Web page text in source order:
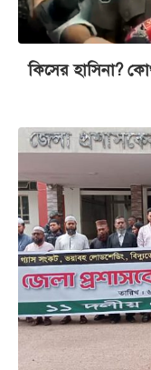
কিসের হাসিনা?